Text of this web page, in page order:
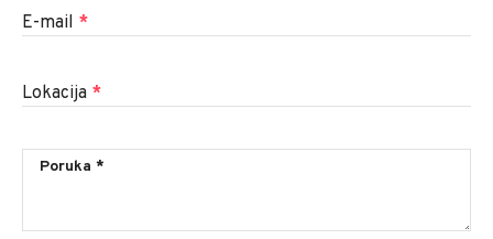
E-mail *
Lokacija *